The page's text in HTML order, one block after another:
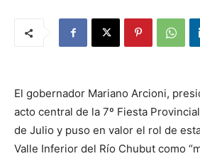
El gobernador Mariano Arcioni,
acto central de la 7º Fiesta
de Julio y puso en valor el rol de
Valle Inferior del Río Chubut como